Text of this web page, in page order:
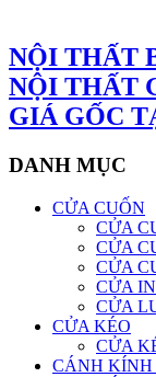
NỘI THẤT
NỘI THẤT
GIÁ GỐC
DANH MỤC
CỬA CUỐN
CỬA
CỬA
CỬA
CỬA
CỬA
CỬA KÉO
CỬA
CÁNH